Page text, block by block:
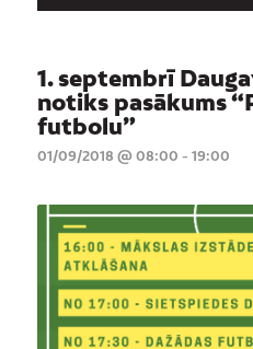
1. septembrī
notiks pasākums
futbolu”
01/09/2018 @ 08:00 - 19:00